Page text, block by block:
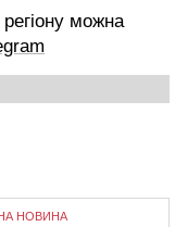
можна
НОВИНА